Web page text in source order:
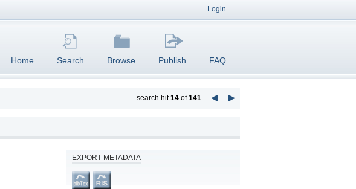
Login
Home Search Browse Publish FAQ
search hit14of141
EXPORT METADATA